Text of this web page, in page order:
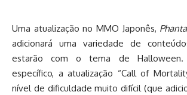
Uma atualização no MMO Japonês,
adicionará uma variedade de
estarão com o tema de Halloween.
específico, a atualização “Call of
nível de dificuldade muito difícil (que